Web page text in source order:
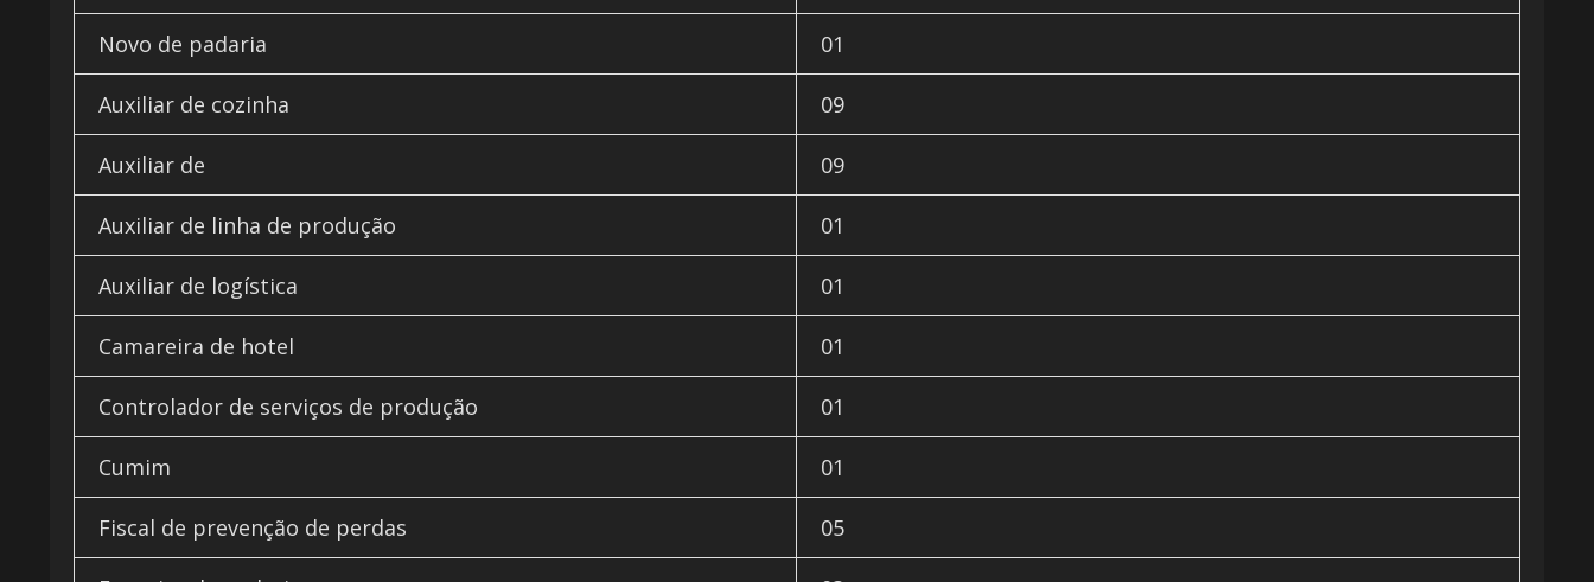
Novo de padaria 01
Auxiliar de cozinha 09
Auxiliar de 09
Auxiliar de linha de produção 01
Auxiliar de logística 01
Camareira de hotel 01
Controlador de serviços de produção 01
Cumim 01
Fiscal de prevenção de perdas 05